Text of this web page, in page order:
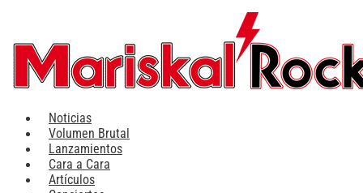
contenido
Noticias
Volumen Brutal
Lanzamientos
Cara a Cara
Artículos